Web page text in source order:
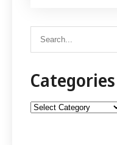
Categories
Categories